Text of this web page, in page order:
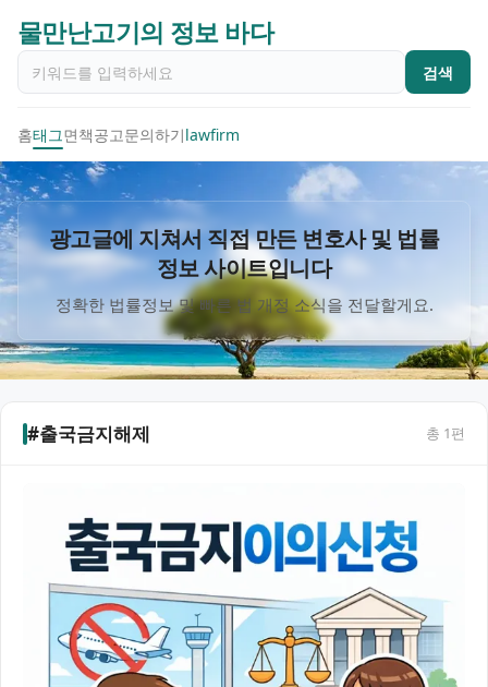
물만난고기의 정보 바다
검색
홈태그면책공고문의하기lawfirm
광고글에 지쳐서 직접 만든 변호사 및 법률
정보 사이트입니다
정확한 법률정보 및 빠른 법 개정 소식을 전달할게요.
#출국금지해제 총 1편